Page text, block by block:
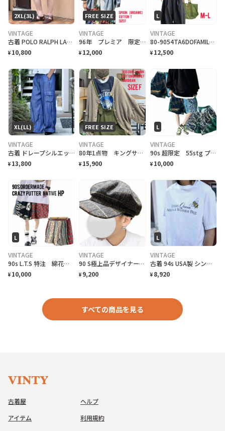
2XL(3L)
VINTAGE
古着 POLO RALPH LAUREN 67 chino カーゴ ショーツ
¥ 10,800
FREE SIZE
VINTAGE
96年 プレミア 限定品 オーガニックコットン M.ジョンソン復帰記念 T. F
¥ 12,000
L
VINTAGE
80-9054TA6DOFAMILY JAPANMADE 丈短コットンJKT
¥ 12,500
XL(LL)
VINTAGE
古着 ドレープシルエット ワイドパンツ イージーパンツ カーゴパンツ ブルー 青
¥ 13,800
FREE SIZE
VINTAGE
80年1点物 キングサイズ職人作成 クロシェコットンカーディガン
¥ 15,900
L
VINTAGE
90s 超限定 55stg プロダクトSUVIN COTTON crazyHP
¥ 10,000
L
VINTAGE
90s L.T.S 特注 綿花の王様 SUVIN サイケネイティブ HP
¥ 10,000
VINTAGE
90 S極上品デザイナーズオリジナルリアル1950トラッドキャスケット
¥ 9,200
L
VINTAGE
古着 94s USA製 シングルステッチ ハチ ジョーク Tシャツ ホワイト
¥ 8,920
すべての商品を見る
古着屋
アイテム
ヘルプ
利用規約